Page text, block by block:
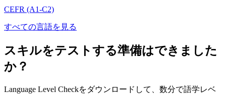
CEFR (A1-C2)
すべての言語を見る
スキルをテストする準備はできました
か？
Language Level Checkをダウンロードして、数分で語学レベ